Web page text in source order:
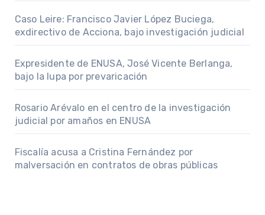
Caso Leire: Francisco Javier López Buciega,
exdirectivo de Acciona, bajo investigación judicial
Expresidente de ENUSA, José Vicente Berlanga,
bajo la lupa por prevaricación
Rosario Arévalo en el centro de la investigación
judicial por amaños en ENUSA
Fiscalía acusa a Cristina Fernández por
malversación en contratos de obras públicas